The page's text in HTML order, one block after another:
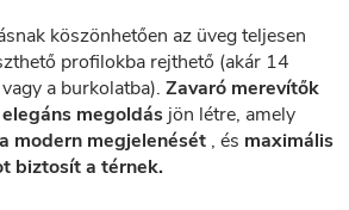
köszönhetően az üveg teljesen
profilokba rejthető (akár 14
a burkolatba). Zavaró merevítők
elegáns megoldás jön létre, amely
modern megjelenését , és maximális
biztosít a térnek.